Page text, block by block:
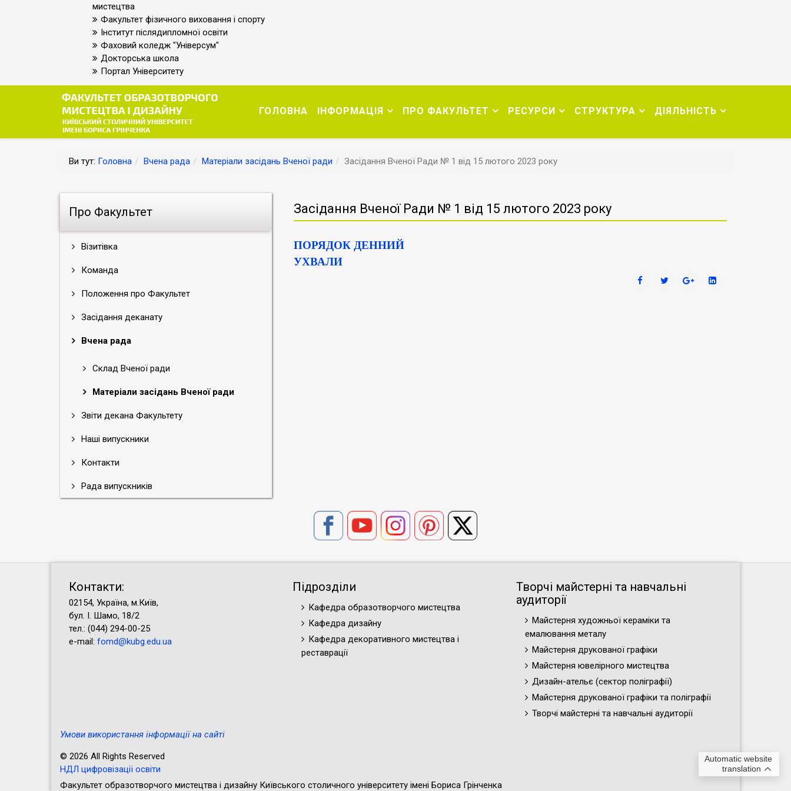
мистецтва
Факультет фізичного виховання і спорту
Інститут післядипломної освіти
Фаховий коледж "Універсум"
Докторська школа
Портал Університету
ГОЛОВНА ІНФОРМАЦІЯ ПРО ФАКУЛЬТЕТ РЕСУРСИ СТРУКТУРА ДІЯЛЬНІСТЬ
Ви тут: Головна Вчена рада Матеріали засідань Вченої ради Засідання Вченої Ради № 1 від 15 лютого 2023 року
Про Факультет
Візитівка
Команда
Положення про Факультет
Засідання деканату
Вчена рада
Склад Вченої ради
Матеріали засідань Вченої ради
Звіти декана Факультету
Наші випускники
Контакти
Рада випускників
Засідання Вченої Ради № 1 від 15 лютого 2023 року
ПОРЯДОК ДЕННИЙ
УХВАЛИ
Automatic website
translation
Контакти:
02154, Україна, м.Київ,
бул. І. Шамо, 18/2
тел.: (044) 294-00-25
e-mail: fomd@kubg.edu.ua
Підрозділи
Кафедра образотворчого мистецтва
Кафедра дизайну
Кафедра декоративного мистецтва і
реставрації
Творчі майстерні та навчальні
аудиторії
Майстерня художньої кераміки та
емалювання металу
Майстерня друкованої графіки
Майстерня ювелірного мистецтва
Дизайн-ательє (cектор поліграфії)
Майстерня друкованої графіки та поліграфії
Творчі майстерні та навчальні аудиторії
Умови використання інформації на сайті
© 2026 All Rights Reserved
НДЛ цифровізації освіти
Факультет образотворчого мистецтва і дизайну Київського столичного університету імені Бориса Грінченка